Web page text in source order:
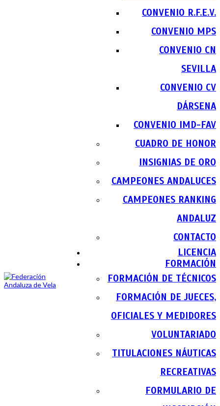
CONVENIO R.F.E.V.
CONVENIO MPS
CONVENIO CN
SEVILLA
CONVENIO CV
DÁRSENA
CONVENIO IMD-FAV
CUADRO DE HONOR
INSIGNIAS DE ORO
CAMPEONES ANDALUCES
CAMPEONES RANKING
ANDALUZ
CONTACTO
LICENCIA
FORMACIÓN
FORMACIÓN DE TÉCNICOS
FORMACIÓN DE JUECES,
OFICIALES Y MEDIDORES
VOLUNTARIADO
TITULACIONES NÁUTICAS
RECREATIVAS
FORMULARIO DE